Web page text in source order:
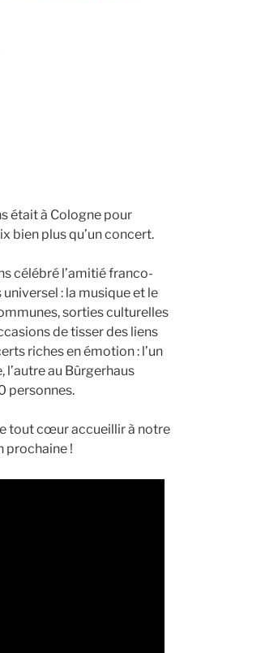
était à Cologne pour
bien plus qu’un concert.
célébré l’amitié franco-
: la musique et le
sorties culturelles
de tisser des liens
riches en émotion : l’un
l’autre au Bûrgerhaus
personnes.
tout cœur accueillir à notre
prochaine !